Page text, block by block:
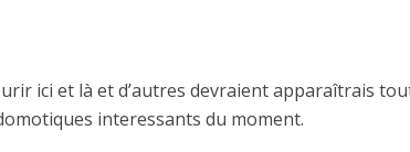
ici et là et d’autres devraient apparaîtrais
interessants du moment.